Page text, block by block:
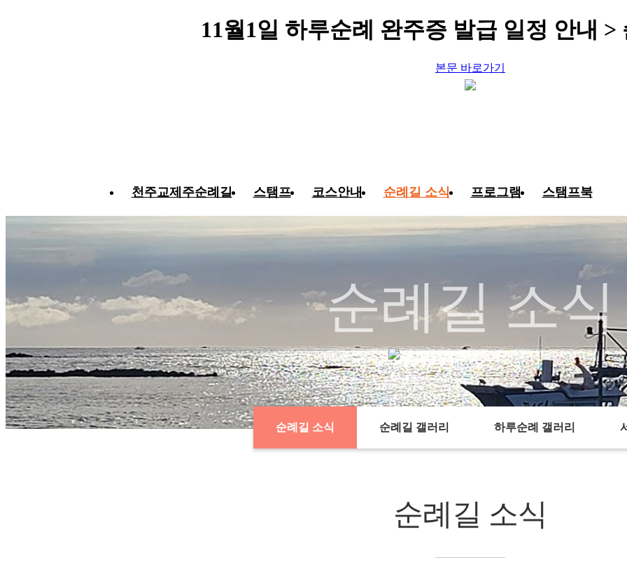
11월1일 하루순례 완주증 발급 일정 안내 >
본문 바로가기
천주교제주순례길 스탬프 코스안내 순례길 소식 프로그램 스탬프북
순례길 소식
chevron_right 순례길 소식 chevron_right 순례길 소식
순례길 소식 순례길 갤러리 하루순례 갤러리
순례길 소식